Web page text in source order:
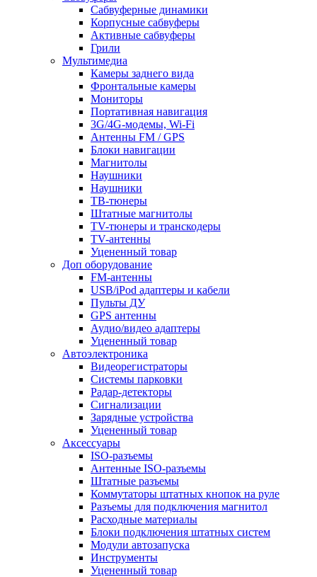
Сабвуферные динамики
Корпусные сабвуферы
Активные сабвуферы
Грили
Мультимедиа
Камеры заднего вида
Фронтальные камеры
Мониторы
Портативная навигация
3G/4G-модемы, Wi-Fi
Антенны FM / GPS
Блоки навигации
Магнитолы
Наушники
Наушники
ТВ-тюнеры
Штатные магнитолы
TV-тюнеры и транскодеры
TV-антенны
Уцененный товар
Доп оборудование
FM-антенны
USB/iPod адаптеры и кабели
Пульты ДУ
GPS антенны
Аудио/видео адаптеры
Уцененный товар
Автоэлектроника
Видеорегистраторы
Системы парковки
Радар-детекторы
Сигнализации
Зарядные устройства
Уцененный товар
Аксессуары
ISO-разъемы
Антенные ISO-разъемы
Штатные разъемы
Коммутаторы штатных кнопок на руле
Разъемы для подключения магнитол
Расходные материалы
Блоки подключения штатных систем
Модули автозапуска
Инструменты
Уцененный товар